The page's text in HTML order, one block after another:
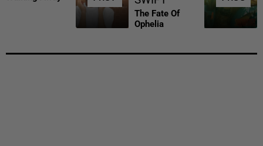
The Fate Of
Ophelia